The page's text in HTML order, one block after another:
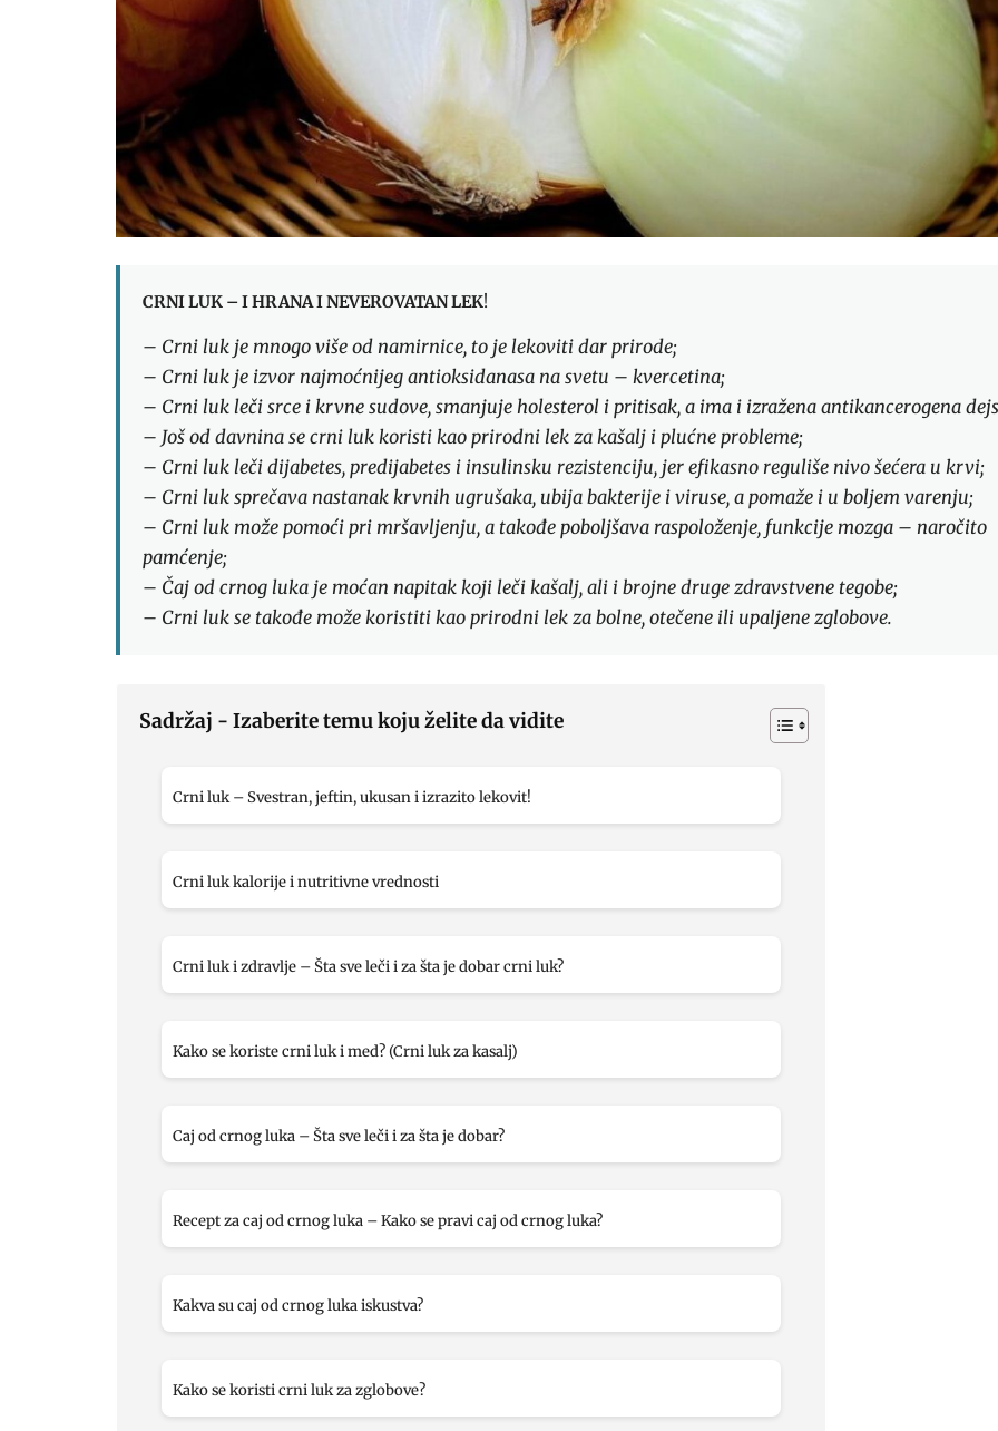
CRNI LUK – I HRANA I NEVEROVATAN LEK!
– Crni luk je mnogo više od namirnice, to je lekoviti dar prirode;
– Crni luk je izvor najmoćnijeg antioksidanasa na svetu – kvercetina;
– Crni luk leči srce i krvne sudove, smanjuje holesterol i pritisak, a ima i izražena antikancerogena
– Još od davnina se crni luk koristi kao prirodni lek za kašalj i plućne probleme;
– Crni luk leči dijabetes, predijabetes i insulinsku rezistenciju, jer efikasno reguliše nivo šećera u krvi;
– Crni luk sprečava nastanak krvnih ugrušaka, ubija bakterije i viruse, a pomaže i u boljem varenju;
– Crni luk može pomoći pri mršavljenju, a takođe poboljšava raspoloženje, funkcije mozga – naročito
pamćenje;
– Čaj od crnog luka je moćan napitak koji leči kašalj, ali i brojne druge zdravstvene tegobe;
– Crni luk se takođe može koristiti kao prirodni lek za bolne, otečene ili upaljene zglobove.
Sadržaj - Izaberite temu koju želite da vidite
Crni luk – Svestran, jeftin, ukusan i izrazito lekovit!
Crni luk kalorije i nutritivne vrednosti
Crni luk i zdravlje – Šta sve leči i za šta je dobar crni luk?
Kako se koriste crni luk i med? (Crni luk za kasalj)
Caj od crnog luka – Šta sve leči i za šta je dobar?
Recept za caj od crnog luka – Kako se pravi caj od crnog luka?
Kakva su caj od crnog luka iskustva?
Kako se koristi crni luk za zglobove?